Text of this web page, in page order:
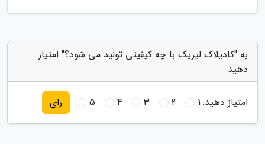
به "کادیلاک لیریک با چه کیفیتی تولید می شود؟" امتیاز
دهید
امتیاز دهید:1
2
3
4
5 رای